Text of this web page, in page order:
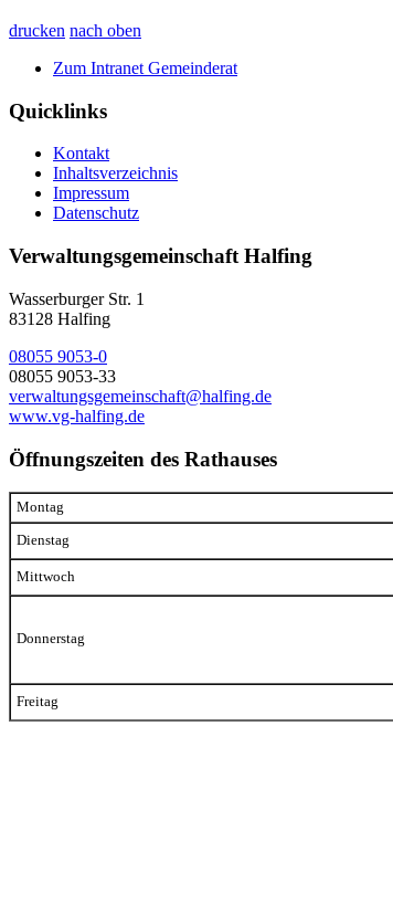
drucken nach oben
Zum Intranet Gemeinderat
Quicklinks
Kontakt
Inhaltsverzeichnis
Impressum
Datenschutz
Verwaltungsgemeinschaft Halfing
Wasserburger Str. 1
83128 Halfing
08055 9053-0
08055 9053-33
verwaltungsgemeinschaft@halfing.de
www.vg-halfing.de
Öffnungszeiten des Rathauses
Montag
Dienstag
Mittwoch
Donnerstag
Freitag